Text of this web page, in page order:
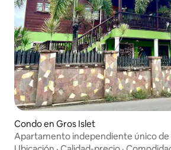
Condo en Gros Islet
Apartamento independiente único de
baños.